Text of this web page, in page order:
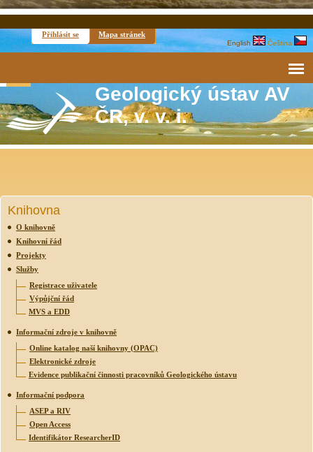
Přihlásit se Mapa stránek
English Čeština
Geologický ústav AV
ČR, v. v. i.
Knihovna
O knihovně
Knihovní řád
Projekty
Služby
Registrace uživatele
Výpůjční řád
MVS a EDD
Informační zdroje v knihovně
Online katalog naší knihovny (OPAC)
Elektronické zdroje
Evidence publikační činnosti pracovníků Geologického ústavu
Informační podpora
ASEP a RIV
Open Access
Identifikátor ResearcherID